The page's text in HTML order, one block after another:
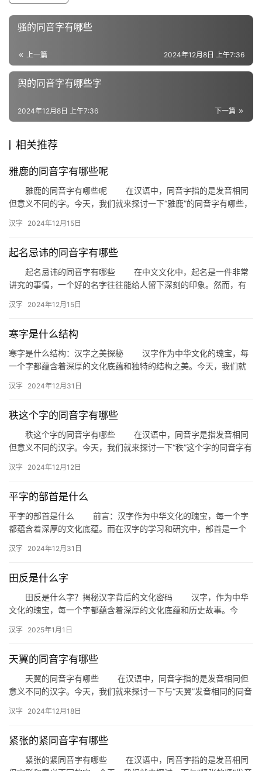
义
组
拼
骚的同音字有哪些
上一篇 2024年12月8日 上午7:36
舆的同音字有哪些字
下一篇
2024年12月8日 上午7:36
相关推荐
雅鹿的同音字有哪些呢
雅鹿的同音字有哪些呢 在汉语中，同音字指的是发音相同
但意义不同的字。今天，我们就来探讨一下“雅鹿”的同音字有哪些，
汉字 2024年12月15日
起名忌讳的同音字有哪些
起名忌讳的同音字有哪些 在中文文化中，起名是一件非常
讲究的事情，一个好的名字往往能给人留下深刻的印象。然而，有
注意…
汉字 2024年12月15日
寒字是什么结构
寒字是什么结构：汉字之美探秘 汉字作为中华文化的瑰宝，每
一个字都蕴含着深厚的文化底蕴和独特的结构之美。今天，我们就
汉字 2024年12月31日
秩这个字的同音字有哪些
秩这个字的同音字有哪些 在汉语中，同音字是指发音相同
但意义不同的汉字。今天，我们就来探讨一下“秩”这个字的同音字有
汉字 2024年12月12日
平字的部首是什么
平字的部首是什么 前言：汉字作为中华文化的瑰宝，每一个字
都蕴含着深厚的文化底蕴。而在汉字的学习和研究中，部首是一个
深…
汉字 2024年12月31日
田反是什么字
田反是什么字？揭秘汉字背后的文化密码 汉字，作为中华
文化的瑰宝，每一个字都蕴含着深厚的文化底蕴和历史故事。今
么…
汉字 2025年1月1日
天翼的同音字有哪些
天翼的同音字有哪些 在汉语中，同音字指的是发音相同但
意义不同的汉字。今天，我们就来探讨一下与“天翼”发音相同的同音
汉字 2024年12月18日
紧张的紧同音字有哪些
紧张的紧同音字有哪些 在汉语中，同音字指的是发音相同